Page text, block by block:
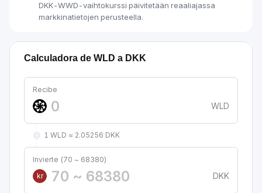
DKK-WWD-vaihtokurssi päivitetään reaaliajassa
markkinatietojen perusteella.
Calculadora de WLD a DKK
Recibe
WLD
1 WLD ≈ 2.05256 DKK
Invierte (70 ~ 68380)
kr
DKK